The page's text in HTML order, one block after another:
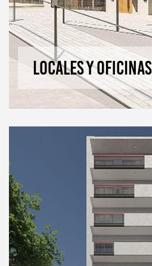
Locales y oficinas